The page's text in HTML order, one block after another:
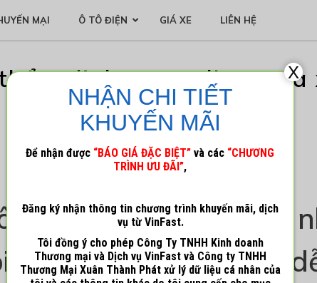
MẠI Ô TÔ ĐIỆN GIÁ XE LIÊN HỆ
định vay online mua
chi tiết nhất
9 Tháng 3, 2023 Admin_1
trả góp là một trong
giúp khách hàng
NHẬN CHI TIẾT
KHUYẾN MÃI
Để nhận được “BÁO GIÁ ĐẶC BIỆT” và các “CHƯƠNG
TRÌNH ƯU ĐÃI”,
Đăng ký nhận thông tin chương trình khuyến mãi, dịch
vụ từ VinFast.
Tôi đồng ý cho phép Công Ty TNHH Kinh doanh
Thương mại và Dịch vụ VinFast và Công ty TNHH
Thương Mại Xuân Thành Phát xử lý dữ liệu cá nhân của
X